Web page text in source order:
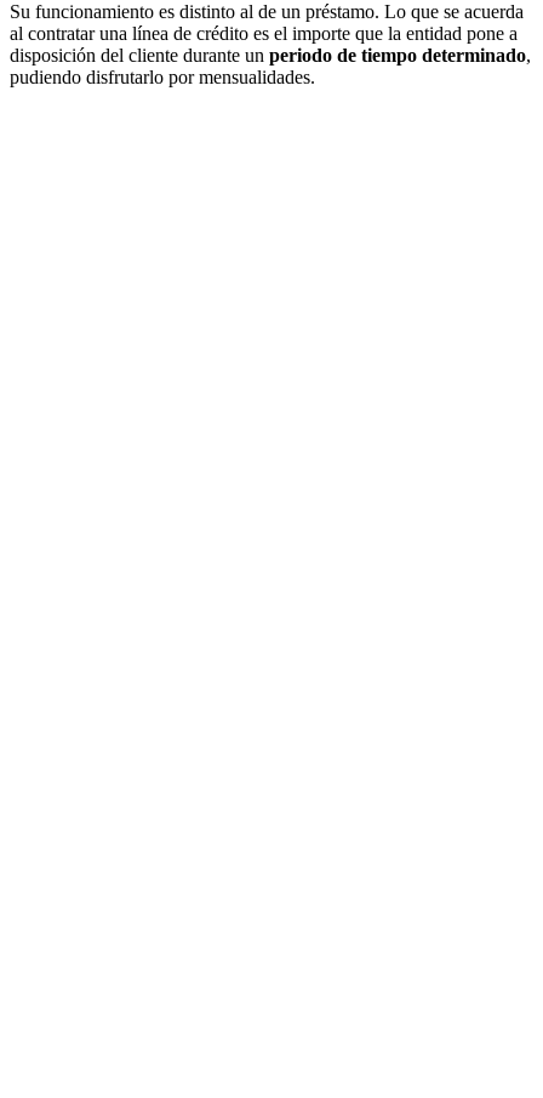
Su funcionamiento es distinto al de un préstamo. Lo que se acuerda
al contratar una línea de crédito es el importe que la entidad pone a
disposición del cliente durante un periodo de tiempo determinado,
pudiendo disfrutarlo por mensualidades.